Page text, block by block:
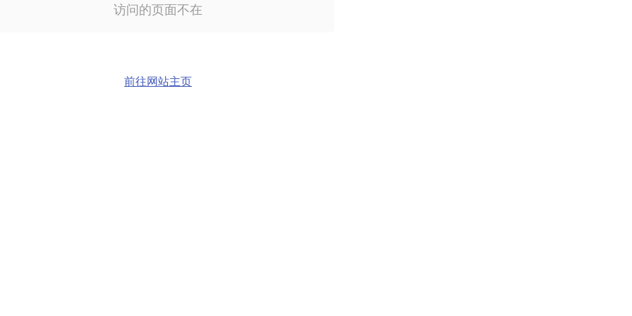
访问的页面不在
前往网站主页